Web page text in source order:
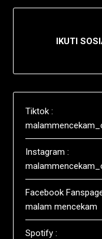
IKUTI
Tiktok :
Instagram :
Facebook
malam mencekam
Spotify :